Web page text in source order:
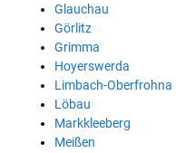
Glauchau
Görlitz
Grimma
Hoyerswerda
Limbach-Oberfrohna
Löbau
Markkleeberg
Meißen